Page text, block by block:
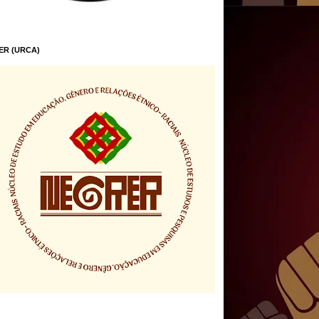
(URCA)